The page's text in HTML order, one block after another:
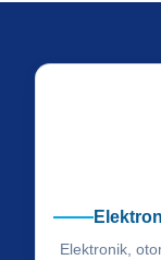
Elektronik,